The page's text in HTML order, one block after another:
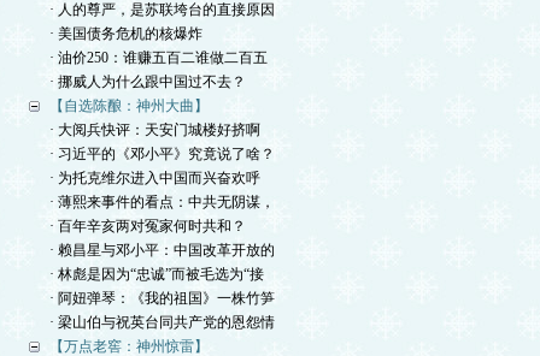
· 人的尊严，是苏联垮台的直接原因
· 美国债务危机的核爆炸
· 油价250：谁赚五百二谁做二百五
· 挪威人为什么跟中国过不去？
【自选陈酿：神州大曲】
· 大阅兵快评：天安门城楼好挤啊
· 习近平的《邓小平》究竟说了啥？
· 为托克维尔进入中国而兴奋欢呼
· 薄熙来事件的看点：中共无阴谋，
· 百年辛亥两对冤家何时共和？
· 赖昌星与邓小平：中国改革开放的
· 林彪是因为“忠诚”而被毛选为“接
· 阿妞弹琴：《我的祖国》一株竹笋
· 梁山伯与祝英台同共产党的恩怨情
【万点老窖：神州惊雷】